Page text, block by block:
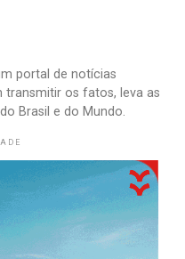
portal de notícias
os fatos, leva as
Brasil e do Mundo.